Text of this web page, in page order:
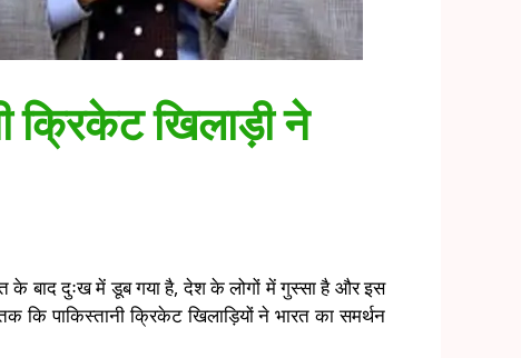
क्रिकेट खिलाड़ी ने
के बाद दुःख में डूब गया है, देश के लोगों में गुस्सा है और इस
​​कि पाकिस्तानी क्रिकेट खिलाड़ियों ने भारत का समर्थन